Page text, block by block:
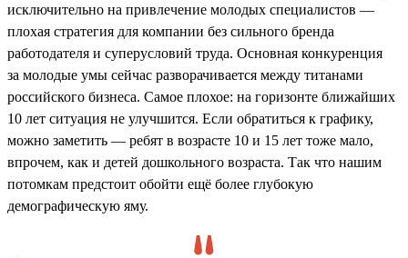
исключительно на привлечение молодых специалистов —
плохая стратегия для компании без сильного бренда
работодателя и суперусловий труда. Основная конкуренция
за молодые умы сейчас разворачивается между титанами
российского бизнеса. Самое плохое: на горизонте ближайших
10 лет ситуация не улучшится. Если обратиться к графику,
можно заметить — ребят в возрасте 10 и 15 лет тоже мало,
впрочем, как и детей дошкольного возраста. Так что нашим
потомкам предстоит обойти ещё более глубокую
демографическую яму.